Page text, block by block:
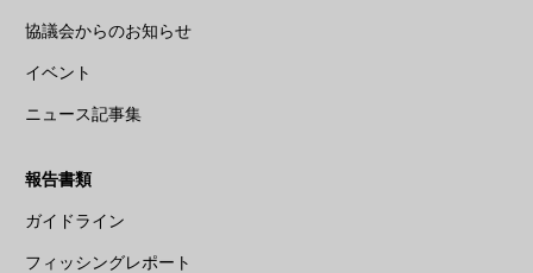
協議会からのお知らせ
イベント
ニュース記事集
報告書類
ガイドライン
フィッシングレポート